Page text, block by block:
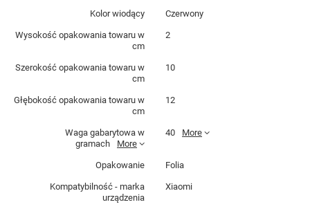
Kolor wiodący Czerwony
Wysokość opakowania towaru w
cm
2
Szerokość opakowania towaru w
cm
10
Głębokość opakowania towaru w
cm
12
Waga gabarytowa w
gramach
More
40 More
Opakowanie Folia
Kompatybilność - marka
urządzenia
Xiaomi